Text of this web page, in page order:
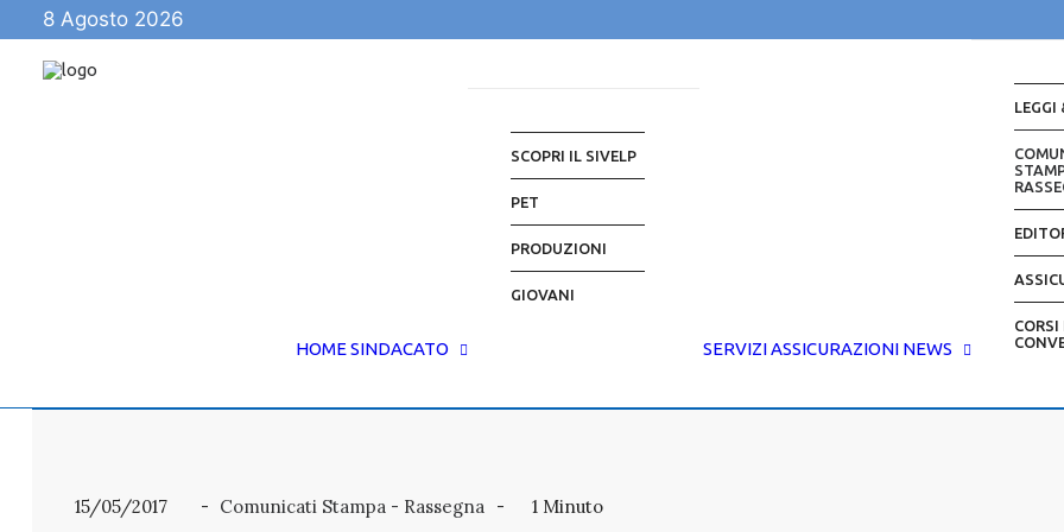
8 Agosto 2026
HOMESINDACATO
SCOPRI IL SIVELP
PET
PRODUZIONI
GIOVANI
SERVIZIASSICURAZIONI NEWS
LEGGI
CORSI
15/05/2017 Comunicati Stampa - Rassegna 1 Minuto